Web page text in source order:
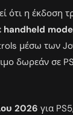
ότι η έκδοση
handheld mode
μέσω των
δωρεάν σε
2026 για